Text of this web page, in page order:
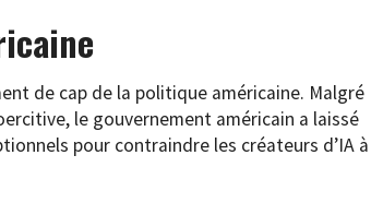
de cap de la politique américaine. Malgré
le gouvernement américain a laissé
pour contraindre les créateurs d’IA à